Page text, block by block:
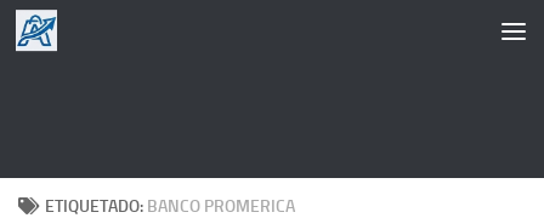
Saltar al contenido
ETIQUETADO: BANCO PROMERICA